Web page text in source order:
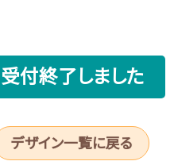
受付終了しました
デザイン一覧に戻る